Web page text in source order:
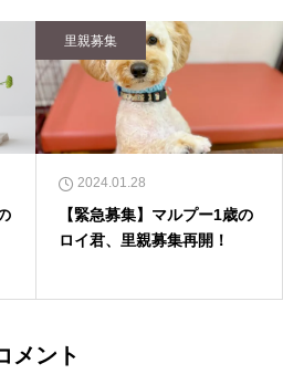
里親募集
2024.01.28
【緊急募集】マルプー1歳の
ロイ君、里親募集再開！
メント